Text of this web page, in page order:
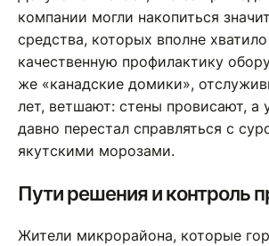
компании могли накопиться
средства, которых вполне
качественную профилактику
же «канадские домики»,
лет, ветшают: стены провисают, а
давно перестал справляться с
якутскими морозами.
Пути решения и контроль
Жители микрорайона, которые